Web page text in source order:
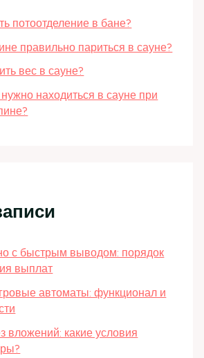
потоотделение в бане?
правильно париться в сауне?
вес в сауне?
нужно находиться в сауне при
с быстрым выводом: порядок
выплат
автоматы: функционал и
вложений: какие условия